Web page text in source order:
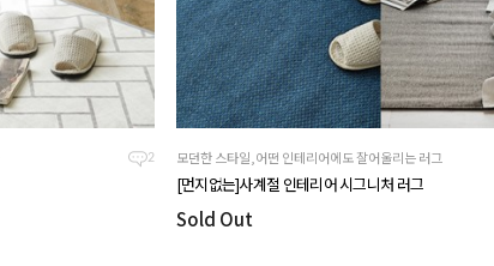
2 모던한 스타일,어떤 인테리어에도 잘어울리는 러그
[먼지없는]사계절 인테리어 시그니처 러그
Sold Out